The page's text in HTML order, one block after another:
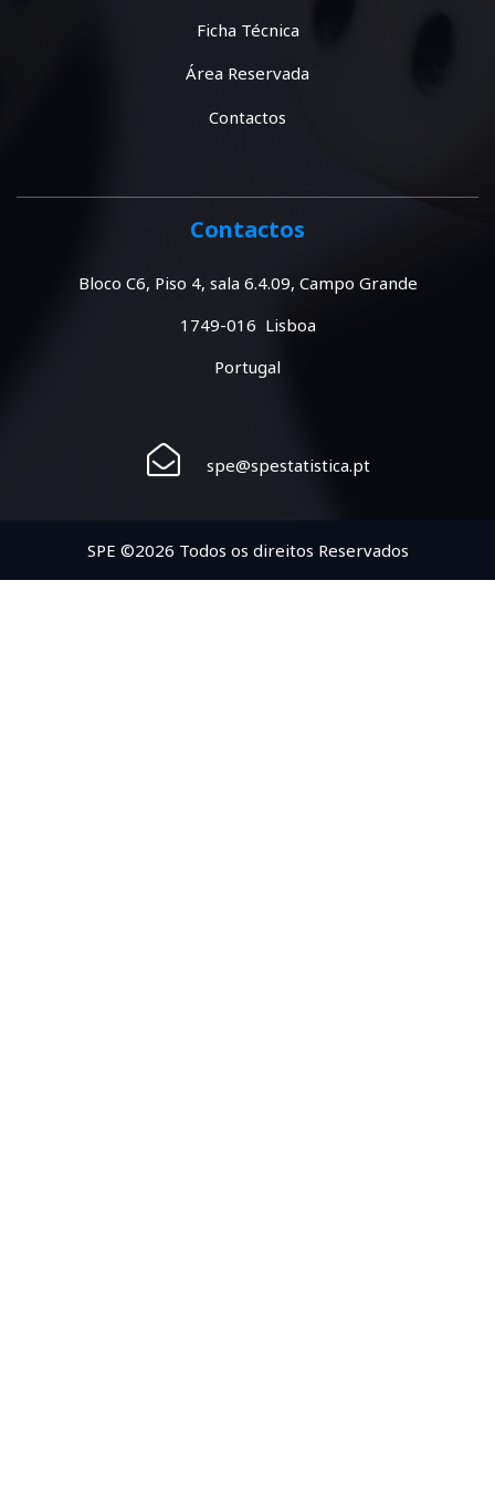
Ficha Técnica
Área Reservada
Contactos
Contactos
Bloco C6, Piso 4, sala 6.4.09, Campo Grande
1749-016 Lisboa
Portugal
spe@spestatistica.pt
SPE ©2026 Todos os direitos Reservados